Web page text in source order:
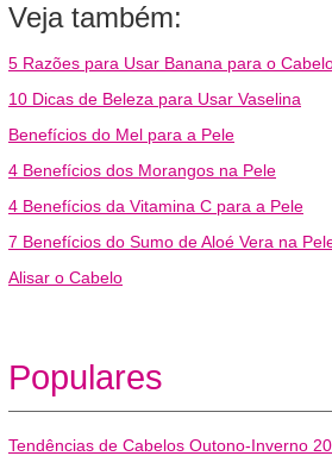
Veja também:
5 Razões para Usar Banana para o
10 Dicas de Beleza para Usar Vaselina
Benefícios do Mel para a Pele
4 Benefícios dos Morangos na Pele
4 Benefícios da Vitamina C para a Pele
7 Benefícios do Sumo de Aloé Vera na
Alisar o Cabelo
Populares
Tendências de Cabelos Outono-Inverno